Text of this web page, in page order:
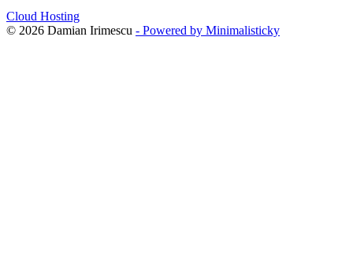
Cloud Hosting
© 2026 Damian Irimescu - Powered by Minimalisticky